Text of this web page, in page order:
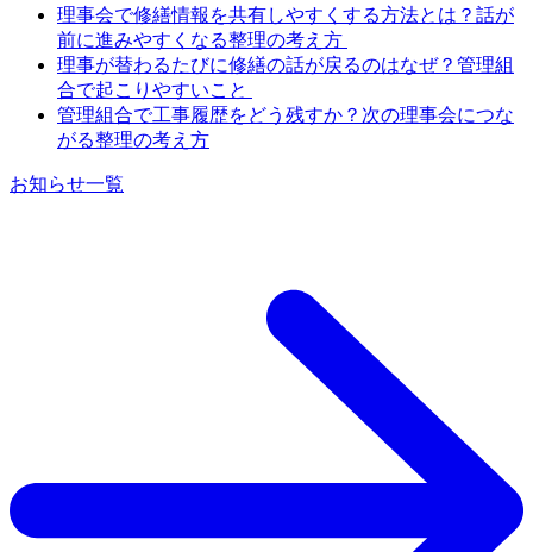
理事会で修繕情報を共有しやすくする方法とは？話が
前に進みやすくなる整理の考え方
理事が替わるたびに修繕の話が戻るのはなぜ？管理組
合で起こりやすいこと
管理組合で工事履歴をどう残すか？次の理事会につな
がる整理の考え方
お知らせ一覧